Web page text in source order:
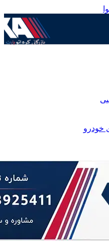
خودرو